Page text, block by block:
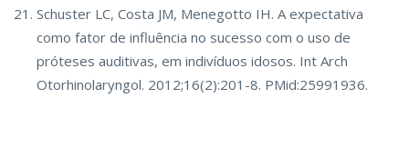
Schuster LC, Costa JM, Menegotto IH. A expectativa
como fator de influência no sucesso com o uso de
próteses auditivas, em indivíduos idosos. Int Arch
Otorhinolaryngol. 2012;16(2):201-8. PMid:25991936.